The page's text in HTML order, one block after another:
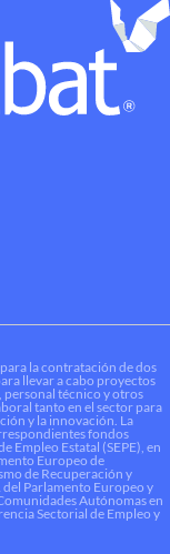
la contratación de dos
llevar a cabo proyectos
personal técnico y otros
tanto en el sector para
y la innovación. La
fondos
Empleo Estatal (SEPE), en
Europeo de
de Recuperación y
Parlamento Europeo y
Autónomas en
Sectorial de Empleo y